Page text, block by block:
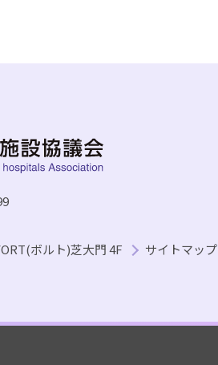
ボルト)芝大門 4F
サイトマップ